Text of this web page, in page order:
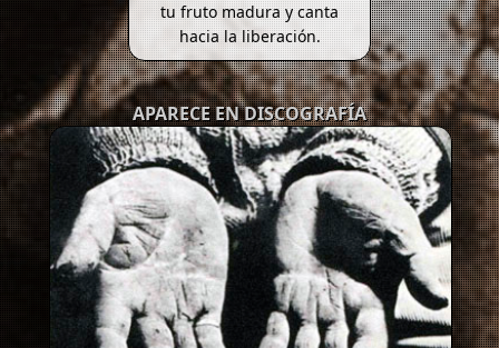
tu fruto madura y canta
hacia la liberación.
APARECE EN DISCOGRAFÍA